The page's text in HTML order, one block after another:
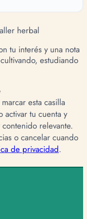
herbal
tu interés y una nota
estudiando
esta casilla
activar tu cuenta y
relevante.
o cancelar cuando
de privacidad.